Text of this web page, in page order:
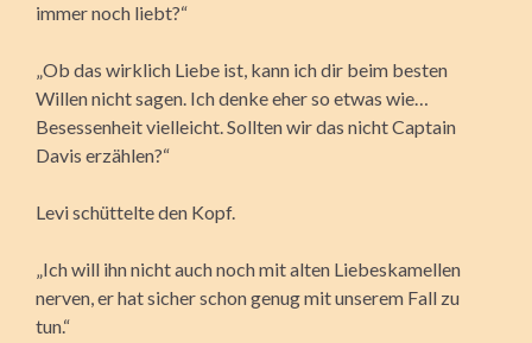
immer noch liebt?“
„Ob das wirklich Liebe ist, kann ich dir beim besten
Willen nicht sagen. Ich denke eher so etwas wie…
Besessenheit vielleicht. Sollten wir das nicht Captain
Davis erzählen?“
Levi schüttelte den Kopf.
„Ich will ihn nicht auch noch mit alten Liebeskamellen
nerven, er hat sicher schon genug mit unserem Fall zu
tun.“